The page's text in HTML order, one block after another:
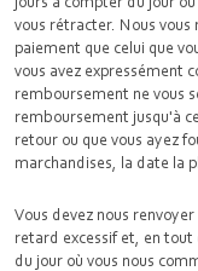
vous rétracter. Nous
paiement que celui que
vous avez expressément
remboursement ne vous
remboursement jusqu'à
retour ou que vous ayez
marchandises, la date la
Vous devez nous
retard excessif et, en
du jour où vous nous